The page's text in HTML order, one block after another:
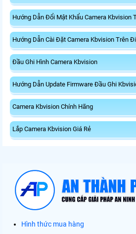
Hướng Dẫn Đổi Mật Khẩu Camera Kbvision
Hướng Dẫn Cài Đặt Camera Kbvision Trên
Đầu Ghi Hình Camera Kbvision
Hướng Dẫn Update Firmware Đầu Ghi
Camera Kbvision Chính Hãng
Lắp Camera Kbvision Giá Rẻ
Hình thức mua hàng